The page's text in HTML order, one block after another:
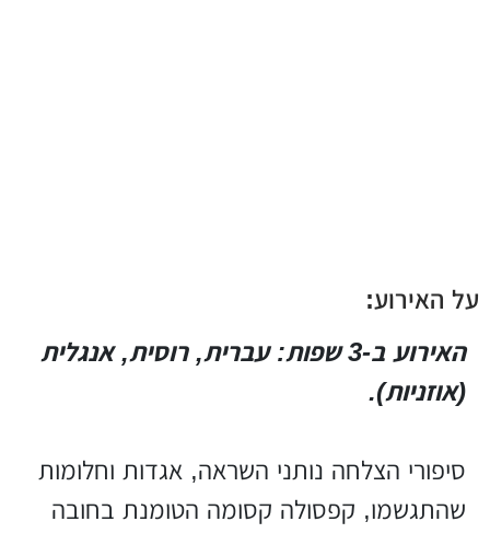
על האירוע:
האירוע ב-3 שפות: עברית, רוסית, אנגלית
(אוזניות).
סיפורי הצלחה נותני השראה, אגדות וחלומות
שהתגשמו, קפסולה קסומה הטומנת בחובה